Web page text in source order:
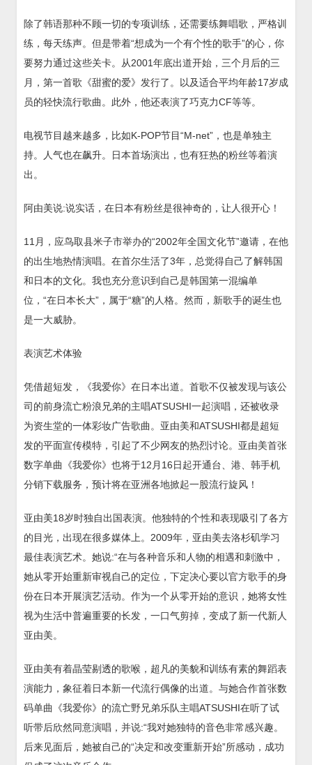
除了韩语那种不顾一切的专项训练，还需要练舞唱歌，严格训
练，每天练声。但是带着“想成为一个有个性的歌手”的心，你
要努力通过这些关卡。从2001年底出道开始，三个月后的三
月，第一首歌《甜蜜的爱》发行了。以及适合平均年龄17岁成
员的轻快流行歌曲。此外，他还表演了巧克力CF等等。
电视节目越来越多，比如K-POP节目“M-net”，也是单独主
持。人气也在飙升。日本首场演出，也有狂热的粉丝等着演
出。
阿由美说:说实话，在日本有粉丝是很神奇的，让人很开心！
11月，应鸟取县米子市举办的“2002年全国文化节”邀请，在他
的出生地热情演唱。在首尔生活了3年，总觉得自己了解韩国
和日本的文化。我也充分意识到自己是韩国第一混编单
位，“在日本长大”，属于“糖”的人格。然而，新歌手的诞生也
是一大威胁。
表演艺术体验
凭借超短发，《我爱你》在日本出道。首歌不仅被发现与该公
司的前身流亡粉浪兄弟的主唱ATSUSHI一起演唱，还被收录
为资生堂的一体彩妆广告歌曲。亚由美和ATSUSHI都是超短
发的平面宣传模特，引起了不少网友的热烈讨论。亚由美首张
数字单曲《我爱你》也将于12月16日起开通台、港、韩手机
分销下载服务，预计将在亚洲各地掀起一股流行旋风！
亚由美18岁时独自出国表演。他独特的个性和表现吸引了各方
的目光，出现在很多媒体上。2009年，亚由美去洛杉矶学习
最佳表演艺术。她说:“在与各种音乐和人物的相遇和刺激中，
她从零开始重新审视自己的定位，下定决心要以官方歌手的身
份在日本开展演艺活动。作为一个从零开始的意识，她将女性
视为生活中普遍重要的长发，一口气剪掉，变成了新一代新人
亚由美。
亚由美有着晶莹剔透的歌喉，超凡的美貌和训练有素的舞蹈表
演能力，象征着日本新一代流行偶像的出道。与她合作首张数
码单曲《我爱你》的流亡野兄弟乐队主唱ATSUSHI在听了试
听带后欣然同意演唱，并说:“我对她独特的音色非常感兴趣。
后来见面后，她被自己的“决定和改变重新开始”所感动，成功